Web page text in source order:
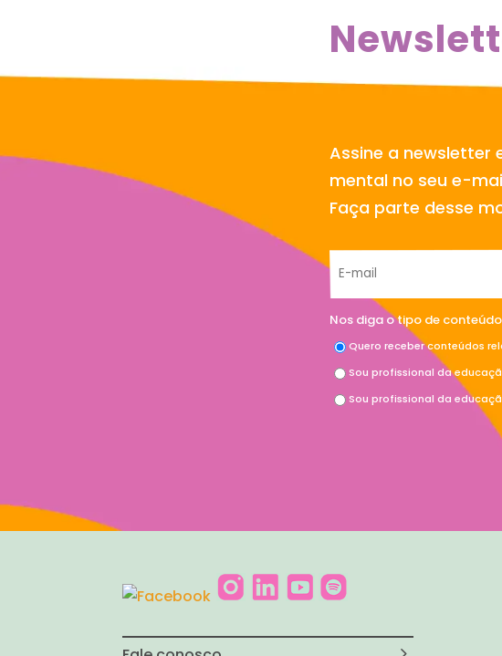
Assine a newsletter
mental no seu e-
Faça parte desse
Nos diga o tipo de
Quero receber conteúdos
Sou profissional da
Sou profissional da